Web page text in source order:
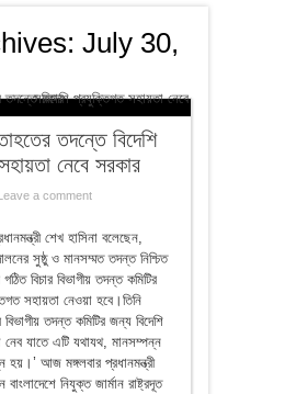
July 30,
তদন্তে বিদেশি
নেবে সরকার
a comment
শেখ হাসিনা বলেছেন,
সুষ্ঠু ও মানসম্মত তদন্ত নিশ্চিত
বিচার বিভাগীয় তদন্ত কমিটির
সহায়তা নেওয়া হবে।তিনি
তদন্ত কমিটির জন্য বিদেশি
যাতে এটি যথাযথ, মানসম্পন্ন
হয়।’ আজ মঙ্গলবার প্রধানমন্ত্রী
নিযুক্ত জার্মান রাষ্ট্রদূত